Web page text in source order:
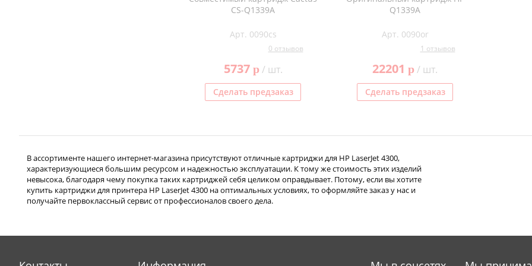
CS-Q1339A
Арт. 0090cs
0 отзывов
5737 p/ шт.
Сделать предзаказ
Q1339A
Арт. 0090or
1 отзывов
22201 p/ шт.
Сделать предзаказ
В ассортименте нашего интернет-магазина присутствуют отличные картриджи для HP LaserJet 4300,
характеризующиеся большим ресурсом и надежностью эксплуатации. К тому же стоимость этих изделий
невысока, благодаря чему покупка таких картриджей себя целиком оправдывает. Потому, если вы хотите
купить картриджи для принтера HP LaserJet 4300 на оптимальных условиях, то оформляйте заказ у нас и
получайте первоклассный сервис от профессионалов своего дела.